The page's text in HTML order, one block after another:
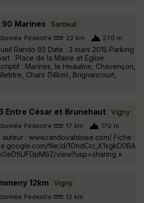
90 Marines Santeuil
Pédestre 22 km 270 m
Rando 92 Date : 3 mars 2015 Parking
: Place de la Mairie et Eglise
: Marines, le Heaulme, Chavençon,
Chars (14km), Brignancourt,
Entre César et Brunehaut Vigny
Pédestre 17 km 170 m
auteur : www.randovaldoise.com/ Fiche :
file/d/1OndCci_X1sgkD0BA
view?usp=sharing »
12km Vigny
Pédestre 12 km